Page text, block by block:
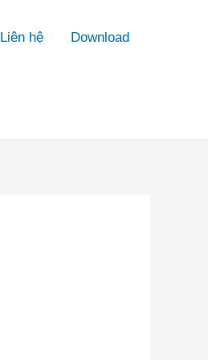
Liên hệ Download